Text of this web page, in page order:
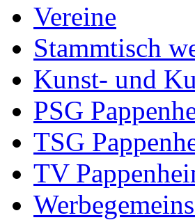
Vereine
Stammtisch
Kunst- und
PSG
TSG
TV